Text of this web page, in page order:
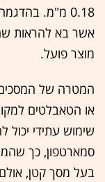
אשר בא להראות
מוצר פועל.
המטרה של
או הטאבלטים
שימוש עתידי יכול
סמארטפון, כך
בעל מסך קטן,